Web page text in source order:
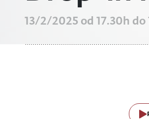
13/2/2025 od 17.30h do